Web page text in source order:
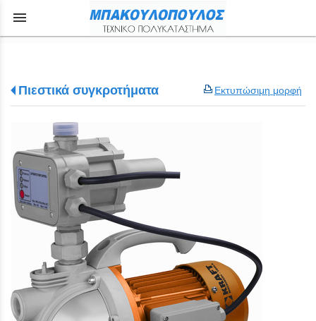
menu
Εκτυπώσιμη μορφή
Πιεστικά συγκροτήματα